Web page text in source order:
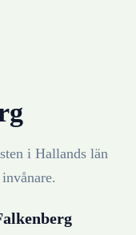
i Hallands län